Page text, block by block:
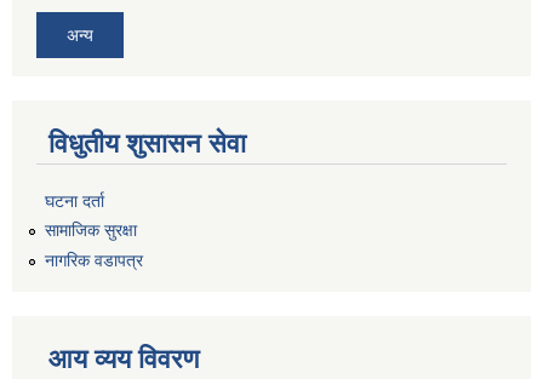
अन्य
विधुतीय शुसासन सेवा
घटना दर्ता
सामाजिक सुरक्षा
नागरिक वडापत्र
आय व्यय विवरण